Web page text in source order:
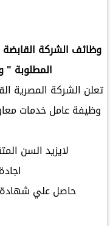
وظائف الشركة القابضة
المطلوبة "
تعلن الشركة المصرية
وظيفة عامل خدمات
لايزيد السن المتقدم عن 30
حاصل علي شهادة